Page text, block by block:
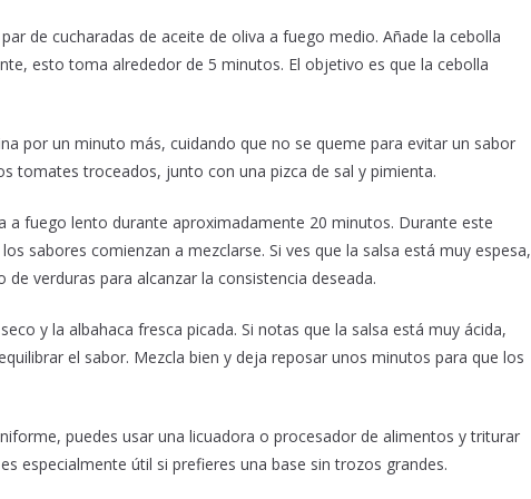
de cucharadas de aceite de oliva a fuego medio. Añade la cebolla
esto toma alrededor de 5 minutos. El objetivo es que la cebolla
por un minuto más, cuidando que no se queme para evitar un sabor
tomates troceados, junto con una pizca de sal y pimienta.
a fuego lento durante aproximadamente 20 minutos. Durante este
sabores comienzan a mezclarse. Si ves que la salsa está muy espesa,
verduras para alcanzar la consistencia deseada.
y la albahaca fresca picada. Si notas que la salsa está muy ácida,
el sabor. Mezcla bien y deja reposar unos minutos para que los
puedes usar una licuadora o procesador de alimentos y triturar
especialmente útil si prefieres una base sin trozos grandes.